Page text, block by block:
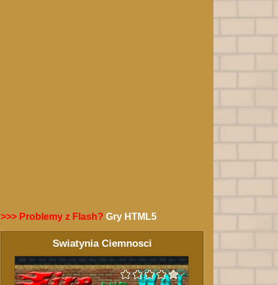
>>> Problemy z Flash? Gry HTML5
Swiatynia Ciemnosci